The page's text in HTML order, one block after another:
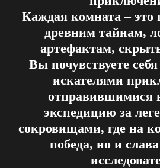
Каждая комната – это
древним тайнам,
артефактам,
Вы почувствуете
искателями
отправившимися
экспедицию за
сокровищами, где на
победа, но и